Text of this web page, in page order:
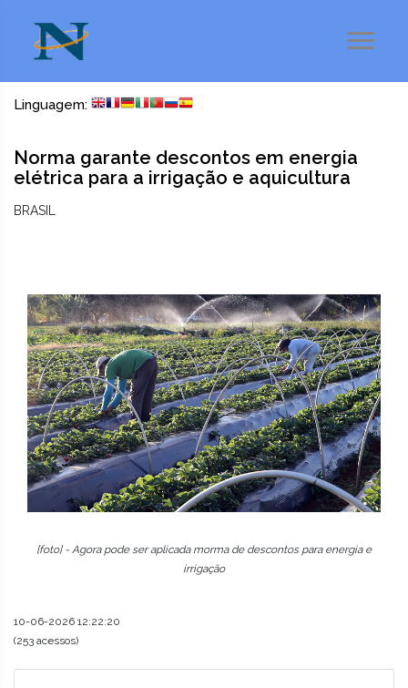
Linguagem:
Norma garante descontos em energia
elétrica para a irrigação e aquicultura
BRASIL
[foto] - Agora pode ser aplicada morma de descontos para energia e
irrigação
10-06-2026 12:22:20
(253 acessos)